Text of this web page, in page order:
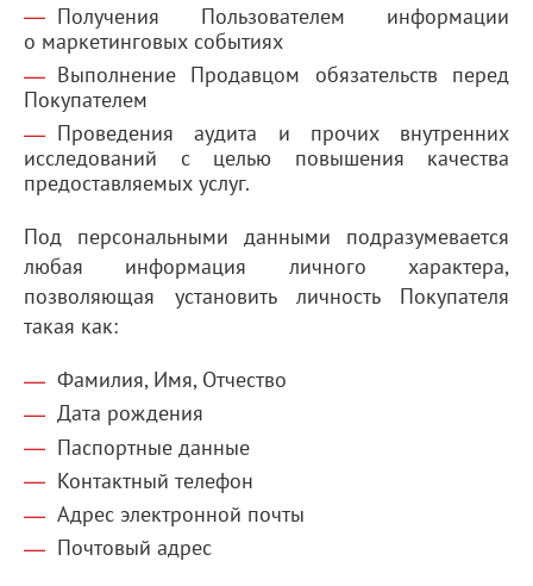
Получения Пользователем информации
о маркетинговых событиях
Выполнение Продавцом обязательств перед
Покупателем
Проведения аудита и прочих внутренних
исследований с целью повышения качества
предоставляемых услуг.
Под персональными данными подразумевается
любая информация личного характера,
позволяющая установить личность Покупателя
такая как:
Фамилия, Имя, Отчество
Дата рождения
Паспортные данные
Контактный телефон
Адрес электронной почты
Почтовый адрес